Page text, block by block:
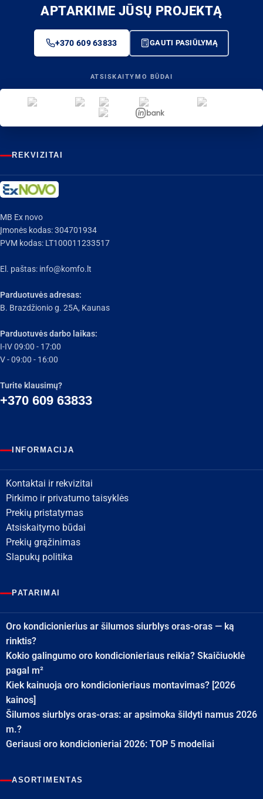
APTARKIME JŪSŲ PROJEKTĄ
+370 609 63833 GAUTI PASIŪLYMĄ
ATSISKAITYMO BŪDAI
REKVIZITAI
MB Ex novo
Įmonės kodas: 304701934
PVM kodas: LT100011233517
El. paštas: info@komfo.lt
Parduotuvės adresas:
B. Brazdžionio g. 25A, Kaunas
Parduotuvės darbo laikas:
I-IV 09:00 - 17:00
V - 09:00 - 16:00
Turite klausimų?
+370 609 63833
INFORMACIJA
Kontaktai ir rekvizitai
Pirkimo ir privatumo taisyklės
Prekių pristatymas
Atsiskaitymo būdai
Prekių grąžinimas
Slapukų politika
PATARIMAI
Oro kondicionierius ar šilumos siurblys oras-oras — ką
rinktis?
Kokio galingumo oro kondicionieriaus reikia? Skaičiuoklė
pagal m²
Kiek kainuoja oro kondicionieriaus montavimas? [2026
kainos]
Šilumos siurblys oras-oras: ar apsimoka šildyti namus 2026
m.?
Geriausi oro kondicionieriai 2026: TOP 5 modeliai
ASORTIMENTAS